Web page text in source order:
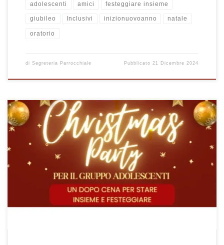
adolescenti amici festeggiare insieme
giubileo Inclusivi inizionuovoanno natale
oratorio
di Segreteria Parrocchiale Pubblicato21 Dicembre 2024
Un dopo cena per stare insieme e festeggiare il Natale. Sono inviati
tutti gli adolescenti ! vi aspettiamo!